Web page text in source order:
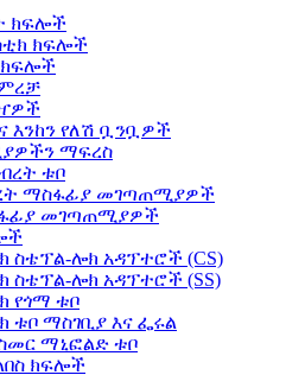
ክፍሎች
ክፍሎች
እንከን የለሽ ቧንቧዎች
ማፍረስ
ቱቦ
ማስፋፊያ መገጣጠሚያዎች
መገጣጠሚያዎች
ስቴፕል-ሎክ አዳፕተሮች (CS)
ስቴፕል-ሎክ አዳፕተሮች (SS)
የጎማ ቱቦ
ቱቦ ማስገቢያ እና ፌሩል
ማኒፎልድ ቱቦ
ክፍሎች